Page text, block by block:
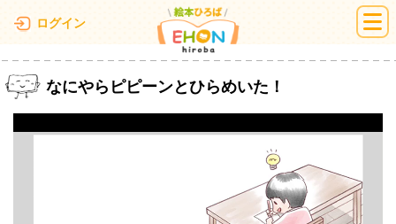
ログイン 絵本ひろば
なにやらピピーンとひらめいた！